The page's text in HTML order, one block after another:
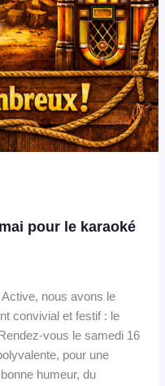
pour le karaoké
Active, nous avons le
convivial et festif : le
vous le samedi 16
pour une
humeur, du